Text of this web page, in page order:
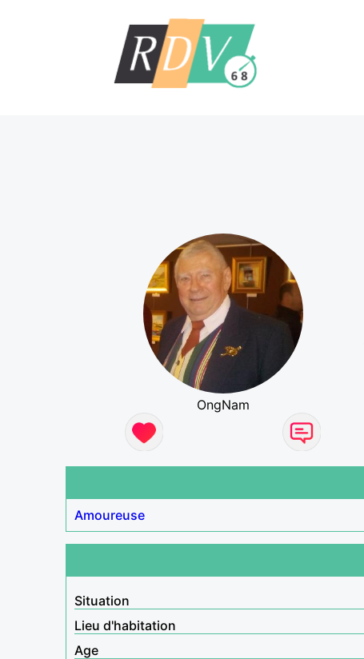
OngNam
Amoureuse
Situation
Lieu d'habitation
Age